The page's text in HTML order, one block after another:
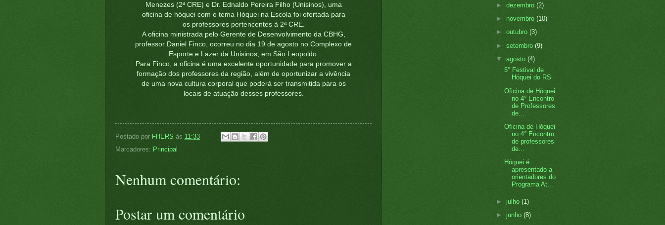
Menezes (2ª CRE) e Dr. Ednaldo Pereira Filho (Unisinos), uma
oficina de hóquei com o tema Hóquei na Escola foi ofertada para
os professores pertencentes à 2ª CRE.
A oficina ministrada pelo Gerente de Desenvolvimento da CBHG,
professor Daniel Finco, ocorreu no dia 19 de agosto no Complexo de
Esporte e Lazer da Unisinos, em São Leopoldo.
Para Finco, a oficina é uma excelente oportunidade para promover a
formação dos professores da região, além de oportunizar a vivência
de uma nova cultura corporal que poderá ser transmitida para os
locais de atuação desses professores.
Postado por FHERS às 11:33
Marcadores: Principal
Nenhum comentário:
Postar um comentário
►dezembro(2)
► novembro(10)
►outubro(3)
►setembro(9)
▼agosto(4)
5° Festival de
Hóquei do RS
Oficina de Hóquei
no 4° Encontro
de Professores
de...
Oficina de Hóquei
no 4° Encontro
de professores
de...
Hóquei é
apresentado a
orientadores do
Programa At...
►julho(1)
►junho(8)